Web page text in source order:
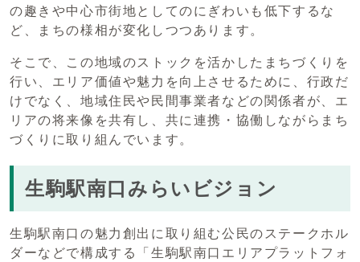
の趣きや中心市街地としてのにぎわいも低下するな
ど、まちの様相が変化しつつあります。
そこで、この地域のストックを活かしたまちづくりを
行い、エリア価値や魅力を向上させるために、行政だ
けでなく、地域住民や民間事業者などの関係者が、エ
リアの将来像を共有し、共に連携・協働しながらまち
づくりに取り組んでいます。
生駒駅南口みらいビジョン
生駒駅南口の魅力創出に取り組む公民のステークホル
ダーなどで構成する「生駒駅南口エリアプラットフォ